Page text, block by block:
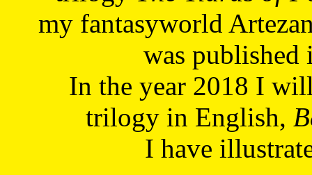
my fantasyworld
was published
In the year 2018 I
trilogy in English,
I have